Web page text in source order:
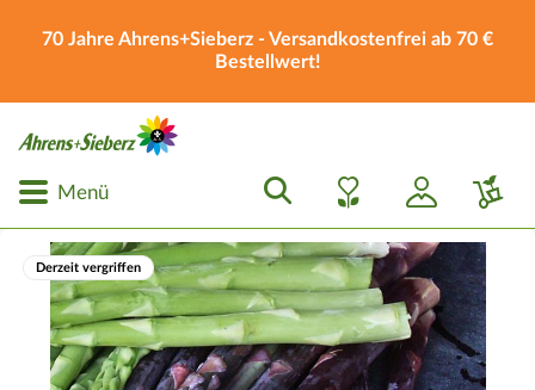
70 Jahre Ahrens+Sieberz - Versandkostenfrei ab 70 €
Bestellwert!
Menü
Derzeit vergriffen